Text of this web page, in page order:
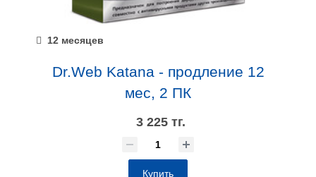
12 месяцев
Dr.Web Katana - продление 12
мес, 2 ПК
3 225 тг.
Купить